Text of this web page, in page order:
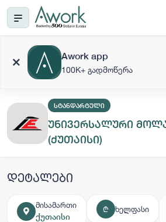
Awork app
100K+ გადმოწერა
ᲡᲢᲐᲜᲓᲐᲠᲢᲣᲚᲘ
უნივერსალური
(ქუთაისი)
დეტალები
მისამართი
ქუთაისი
₾ ხელფასი